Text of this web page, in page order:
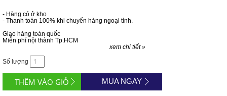
- Hàng có ở kho
- Thanh toán 100% khi chuyển hàng ngoại tỉnh.
Giao hàng toàn quốc
Miễn phí nội thành Tp.HCM
xem chi tiết »
Số lượng
MUA NGAY